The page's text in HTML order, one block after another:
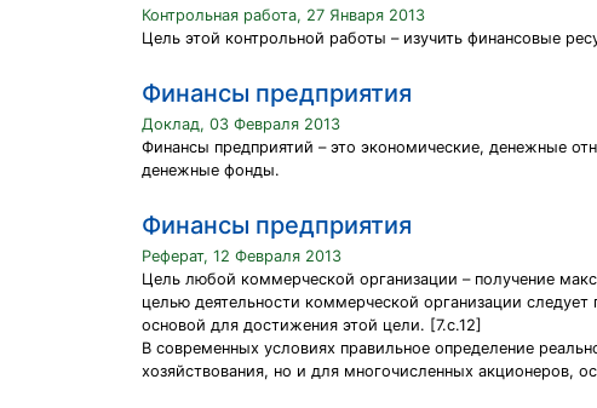
Контрольная работа, 27 Января 2013
Цель этой контрольной работы – изучить финансовые
Финансы предприятия
Доклад, 03 Февраля 2013
Финансы предприятий – это экономические, денежные
денежные фонды.
Финансы предприятия
Реферат, 12 Февраля 2013
Цель любой коммерческой организации – получение
целью деятельности коммерческой организации
основой для достижения этой цели. [7.с.12]
В современных условиях правильное определение
хозяйствования, но и для многочисленных акционеров,